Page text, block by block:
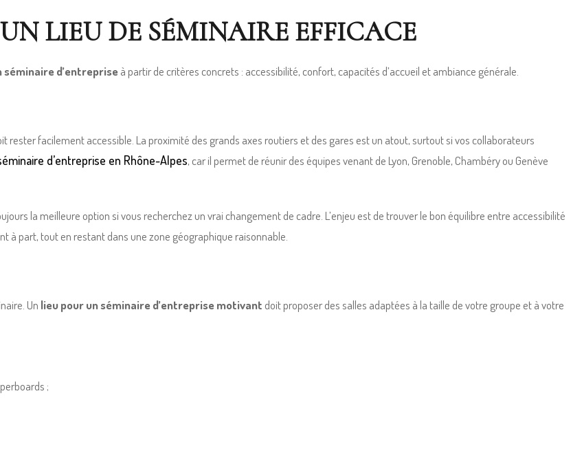
LIEU DE SÉMINAIRE EFFICACE
séminaire d’entrepriseà partir de critères concrets : accessibilité, confort, capacités d’accueil et ambiance générale.
rester facilement accessible. La proximité des grands axes routiers et des gares est un atout, surtout si vos collaborateurs
d’entreprise en Rhône-Alpes, car il permet de réunir des équipes venant de Lyon, Grenoble, Chambéry ou Genève
la meilleure option si vous recherchez un vrai changement de cadre. L’enjeu est de trouver le bon équilibre entre accessibilité
à part, tout en restant dans une zone géographique raisonnable.
Un lieu pour un séminaire d’entreprise motivant doit proposer des salles adaptées à la taille de votre groupe et à votre
;